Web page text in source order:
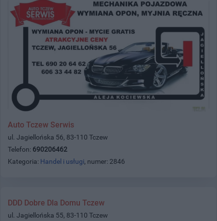
Auto Tczew Serwis
ul. Jagiellońska 56, 83-110 Tczew
Telefon: 690206462
Kategoria: Handel i usługi, numer: 2846
DDD Dobre Dla Domu Tczew
ul. Jagiellońska 55, 83-110 Tczew